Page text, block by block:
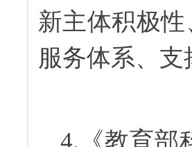
新主体积极
服务体系、
4.《教育部